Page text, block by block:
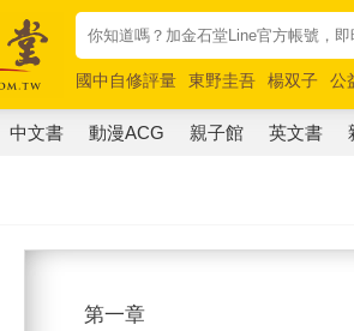
國中自修評量 東野圭吾 楊双子 公
唯紅花綻放
奧德賽 路邊攤新作 馬
中文書 動漫ACG 親子館 英文書
第一章